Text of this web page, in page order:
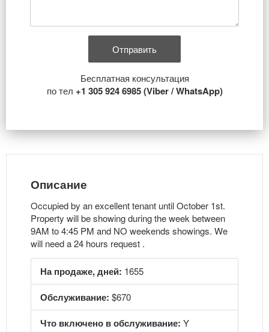
Бесплатная консультация
по тел +1 305 924 6985 (Viber / WhatsApp)
Описание
Occupied by an excellent tenant until October 1st.
Property will be showing during the week between
9AM to 4:45 PM and NO weekends showings. We
will need a 24 hours request .
На продаже, дней: 1655
Обслуживание: $670
Что включено в обслуживание: Y